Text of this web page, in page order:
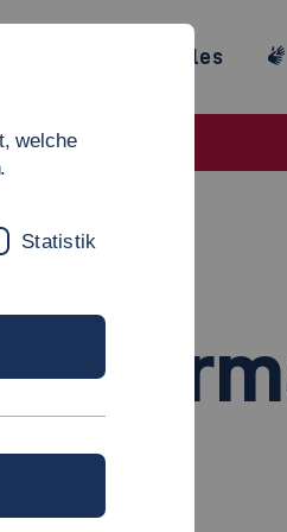
Internationales
welche
Statistik